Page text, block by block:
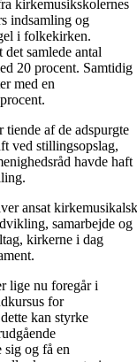
kirkemusikskolernes
indsamling og
i folkekirken.
det samlede antal
20 procent. Samtidig
med en
tiende af de adspurgte
ved stillingsopslag,
havde haft
ansat
samarbejde og
kirkerne i dag
lige nu foregår i
for
kan styrke
sig og få en